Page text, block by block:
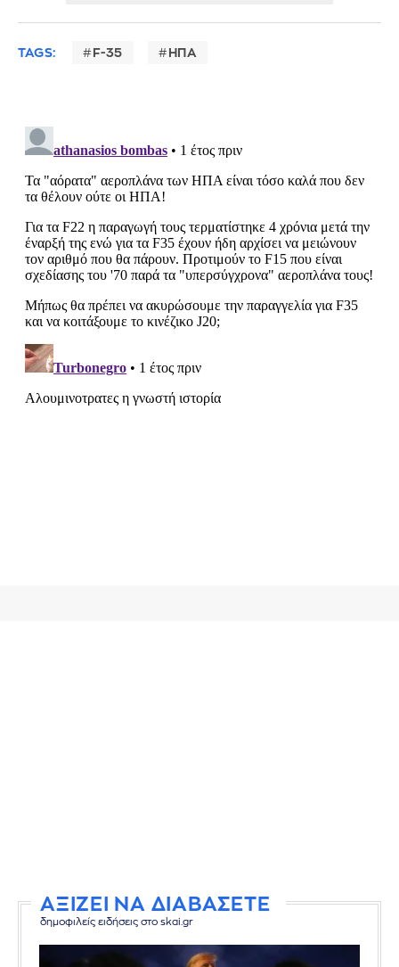
TAGS: F-35 ΗΠΑ
ΑΞΙΖΕΙ ΝΑ ΔΙΑΒΑΣΕΤΕ
δημοφιλείς ειδήσεις στο skai.gr